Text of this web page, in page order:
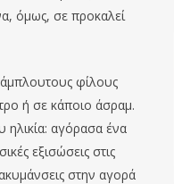
όμως, σε προκαλεί
φίλους
ή σε κάποιο άσραμ.
ηλικία: αγόρασα ένα
εξισώσεις στις
στην αγορά